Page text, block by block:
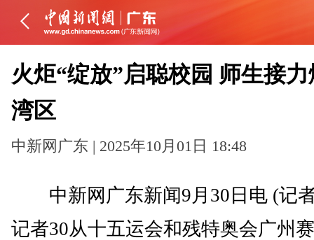
火炬“绽放”启聪校园 师生接
湾区
中新网广东 | 2025年10月01日 18:48
中新网广东新闻9月30日电 (记
记者30从十五运会和残特奥会广州